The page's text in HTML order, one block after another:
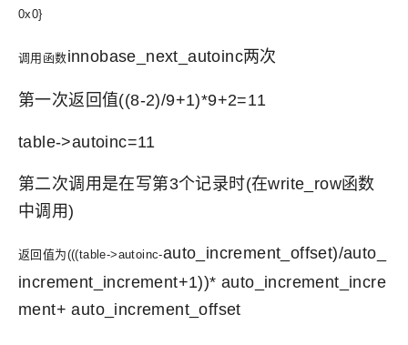
0x0}
调用函数innobase_next_autoinc两次
第一次返回值((8-2)/9+1)*9+2=11
table->autoinc=11
第二次调用是在写第3个记录时(在write_row函数
中调用)
返回值为(((table->autoinc-auto_increment_offset)/auto_
increment_increment+1))* auto_increment_incre
ment+ auto_increment_offset